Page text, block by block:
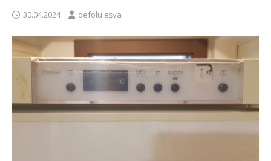
30.04.2024 defolu eşya